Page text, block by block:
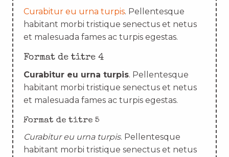
Curabitur eu urna turpis. Pellentesque
habitant morbi tristique senectus et netus
et malesuada fames ac turpis egestas.
Format de titre 4
Curabitur eu urna turpis. Pellentesque
habitant morbi tristique senectus et netus
et malesuada fames ac turpis egestas.
Format de titre 5
Curabitur eu urna turpis. Pellentesque
habitant morbi tristique senectus et netus